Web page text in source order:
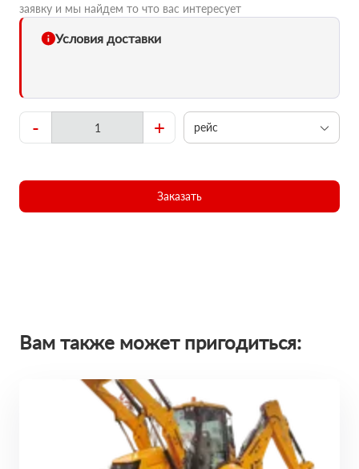
заявку и мы найдем то что вас интересует
Условия доставки
- + рейс
Заказать
Вам также может пригодиться: